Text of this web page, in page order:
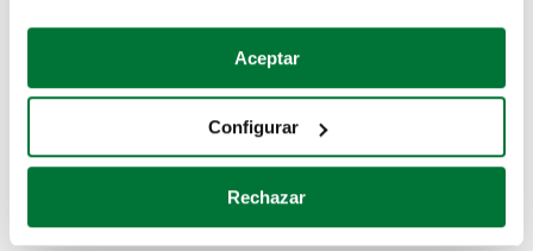
Si lo permite, también quisiéramos:
Recopilar información sobre su ubicación geográfica
Identificar su dispositivo analizándolo activamente
para buscar características específicas (huellas
Obtenga más información sobre cómo se procesan sus
Aceptar
Configurar
Rechazar
Coches de segunda mano
Coches de km0